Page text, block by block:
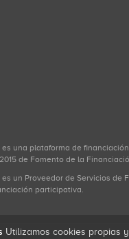
es una plataforma de
de Fomento de la
es un Proveedor de Servicios
participativa.
Utilizamos cookies propias